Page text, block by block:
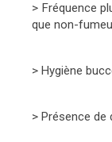
> Fréquence
que non-
> Hygiène
> Présence de